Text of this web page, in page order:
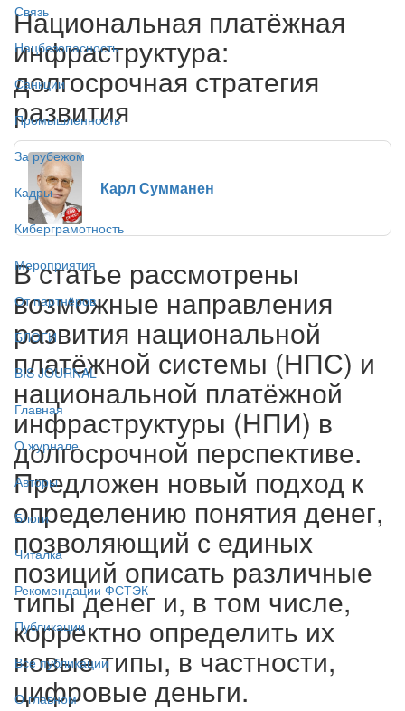
Связь
Нацбезопасность
Санкции
Промышленность
За рубежом
Кадры
Киберграмотность
Мероприятия
От партнёров
БЛОГИ
BIS JOURNAL
Главная
О журнале
Авторы
Блоги
Читалка
Рекомендации ФСТЭК
Публикации
Все публикации
О главном
Национальная платёжная
инфраструктура:
долгосрочная стратегия
развития
Карл Сумманен
В статье рассмотрены
возможные направления
развития национальной
платёжной системы (НПС) и
национальной платёжной
инфраструктуры (НПИ) в
долгосрочной перспективе.
Предложен новый подход к
определению понятия денег,
позволяющий с единых
позиций описать различные
типы денег и, в том числе,
корректно определить их
новые типы, в частности,
цифровые деньги.